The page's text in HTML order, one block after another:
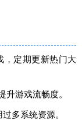
定期更新热门大
游戏流畅度。
多系统资源。